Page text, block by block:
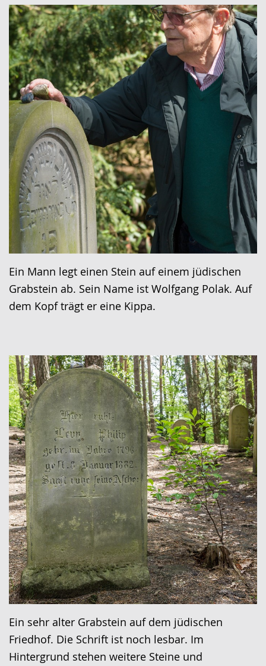
Ein Mann legt einen Stein auf einem jüdischen
Grabstein ab. Sein Name ist Wolfgang Polak. Auf
dem Kopf trägt er eine Kippa.
Ein sehr alter Grabstein auf dem jüdischen
Friedhof. Die Schrift ist noch lesbar. Im
Hintergrund stehen weitere Steine und